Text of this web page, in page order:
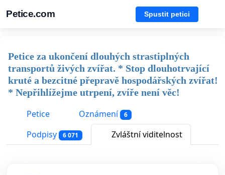
Petice.com Spustit petici
Petice za ukončení dlouhých strastiplných
transportů živých zvířat. * Stop dlouhotrvající
kruté a bezcitné přepravě hospodářských zvířat!
* Nepřihlížejme utrpení, zvíře není věc!
Petice
Oznámení 6
Podpisy 6 071 Zvláštní viditelnost